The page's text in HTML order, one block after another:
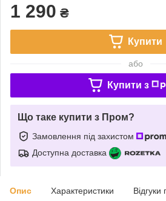
1 290 ₴
Купити
або
Купити з
Що таке купити з Пром?
Замовлення під захистом
Доступна доставка
Опис Характеристики